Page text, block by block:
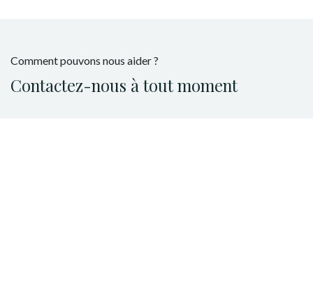
Comment pouvons nous aider ?
Contactez-nous à tout moment